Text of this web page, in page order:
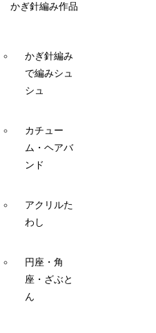
かぎ針編み作品
かぎ針編み
で編みシュ
シュ
カチュー
ム・ヘアバ
ンド
アクリルた
わし
円座・角
座・ざぶと
ん